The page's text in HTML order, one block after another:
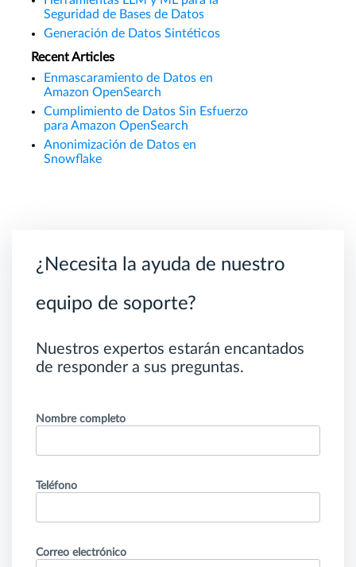
Seguridad de Bases de Datos
Generación de Datos Sintéticos
Recent Articles
Enmascaramiento de Datos en
Amazon OpenSearch
Cumplimiento de Datos Sin Esfuerzo
para Amazon OpenSearch
Anonimización de Datos en
Snowflake
¿Necesita la ayuda de nuestro
equipo de soporte?
Nuestros expertos estarán encantados
de responder a sus preguntas.
Nombre completo
Teléfono
Correo electrónico